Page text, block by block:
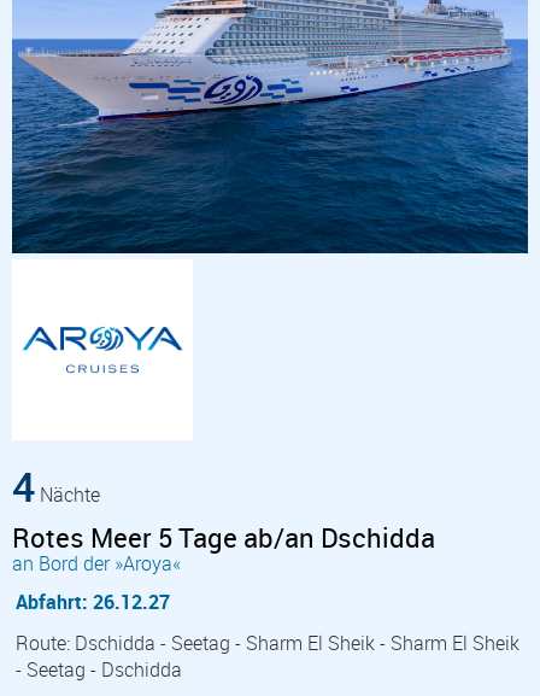
4 Nächte
Rotes Meer 5 Tage ab/an Dschidda
an Bord der »Aroya«
Abfahrt: 26.12.27
Route: Dschidda - Seetag - Sharm El Sheik - Sharm El Sheik
- Seetag - Dschidda